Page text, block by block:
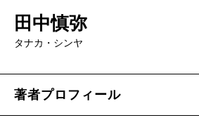
田中慎弥
タナカ・シンヤ
著者プロフィール